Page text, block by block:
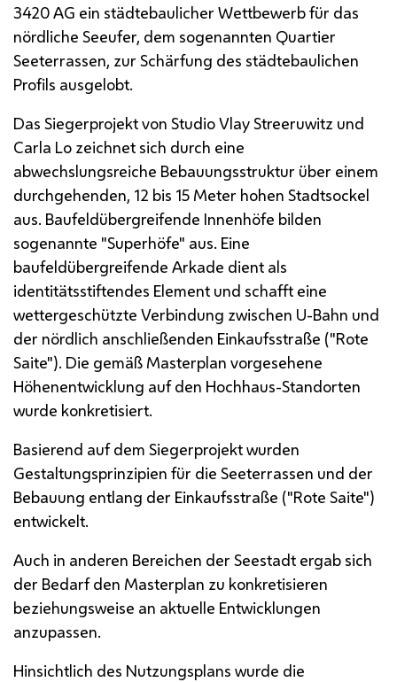
3420AG ein städtebaulicher Wettbewerb für das
nördliche Seeufer, dem sogenannten Quartier
Seeterrassen, zur Schärfung des städtebaulichen
Profils ausgelobt.
Das Siegerprojekt von Studio Vlay Streeruwitz und
Carla Lo zeichnet sich durch eine
abwechslungsreiche Bebauungsstruktur über einem
durchgehenden, 12 bis 15 Meter hohen Stadtsockel
aus. Baufeldübergreifende Innenhöfe bilden
sogenannte "Superhöfe" aus. Eine
baufeldübergreifende Arkade dient als
identitätsstiftendes Element und schafft eine
wettergeschützte Verbindung zwischen U-Bahn und
der nördlich anschließenden Einkaufsstraße ("Rote
Saite"). Die gemäß Masterplan vorgesehene
Höhenentwicklung auf den Hochhaus-Standorten
wurde konkretisiert.
Basierend auf dem Siegerprojekt wurden
Gestaltungsprinzipien für die Seeterrassen und der
Bebauung entlang der Einkaufsstraße ("Rote Saite")
entwickelt.
Auch in anderen Bereichen der Seestadt ergab sich
der Bedarf den Masterplan zu konkretisieren
beziehungsweise an aktuelle Entwicklungen
anzupassen.
Hinsichtlich des Nutzungsplans wurde die